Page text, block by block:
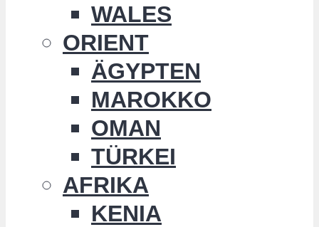
WALES
ORIENT
ÄGYPTEN
MAROKKO
OMAN
TÜRKEI
AFRIKA
KENIA